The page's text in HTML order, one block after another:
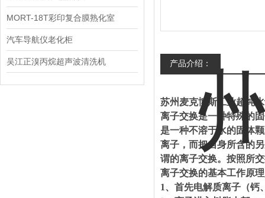
产品介绍：
苏州麦克博斯工业超纯
离子交换是一种特殊的
是一种不溶于水的固体
离子，而把自身所含的
谓的离子交换。按照所
离子交换的基本工作原
1、首先电解质离子（钙
MORT-18T彩印复合膜熟化室
汽车导航仪老化柜
吴江正溴丙烷超声波清洗机